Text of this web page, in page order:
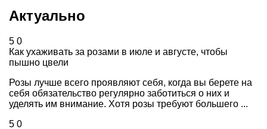
Актуально
5 0
Как ухаживать за розами в июле и августе, чтобы
пышно цвели
Розы лучше всего проявляют себя, когда вы берете на
себя обязательство регулярно заботиться о них и
уделять им внимание. Хотя розы требуют большего ...
5 0